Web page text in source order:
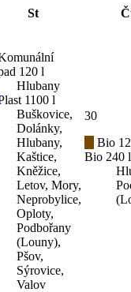
St
120 l
Hlubany
1100 l
Buškovice,
Dolánky,
Hlubany,
Kaštice,
Kněžice,
Letov, Mory,
Neprobylice,
Oploty,
Podbořany
(Louny),
Pšov,
Sýrovice,
Valov
30
Bio
Bio 240 l